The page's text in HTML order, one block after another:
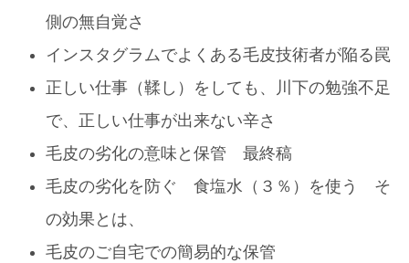
側の無自覚さ
インスタグラムでよくある毛皮技術者が陥る罠
正しい仕事（鞣し）をしても、川下の勉強不足
で、正しい仕事が出来ない辛さ
毛皮の劣化の意味と保管 最終稿
毛皮の劣化を防ぐ 食塩水（３％）を使う そ
の効果とは、
毛皮のご自宅での簡易的な保管